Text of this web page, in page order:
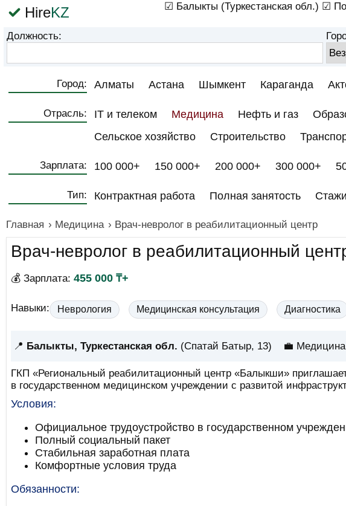
HireKZ ☑ Балыкты (Туркестанская обл.) ☑
Должность:
Город: Алматы Астана Шымкент Караганда
Отрасль: IT и телеком Медицина Нефть и газ
Сельское хозяйство
Строительство
Зарплата: 100 000+ 150 000+ 200 000+ 300 000+
Тип: Контрактная работа Полная занятость
Главная › Медицина › Врач-невролог в реабилитационный центр
Врач-невролог в реабилитационный
💰 Зарплата: 455 000 ₸+
Навыки: Неврология Медицинская консультация Диагностика
📍 Балыкты, Туркестанская обл. (Спатай Батыр, 13) 💼 Медицина
ГКП «Региональный реабилитационный центр «Балыкши»
в государственном медицинском учреждении с развитой
Условия:
Официальное трудоустройство в государственном
Полный социальный пакет
Стабильная заработная плата
Комфортные условия труда
Обязанности: